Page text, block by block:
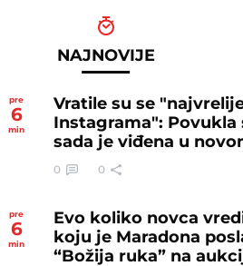
NAJNOVIJE
pre
6
min
Vratile su se
Instagrama": Povukla
sada je viđena u
0 0
pre
6
min
Evo koliko novca
koju je Maradona
“Božija ruka” na